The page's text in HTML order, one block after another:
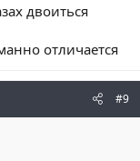
двоиться
отличается
#9